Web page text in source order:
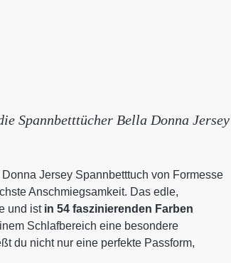
Spannbetttücher Bella Donna Jersey
Jersey Spannbetttuch von Formesse
Anschmiegsamkeit. Das edle,
und ist in 54 faszinierenden Farben
Schlafbereich eine besondere
du nicht nur eine perfekte Passform,